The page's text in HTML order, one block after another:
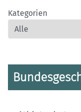
Kategorien